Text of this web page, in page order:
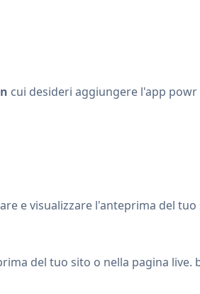
cui desideri aggiungere l'app
e visualizzare l'anteprima del
del tuo sito o nella pagina live.